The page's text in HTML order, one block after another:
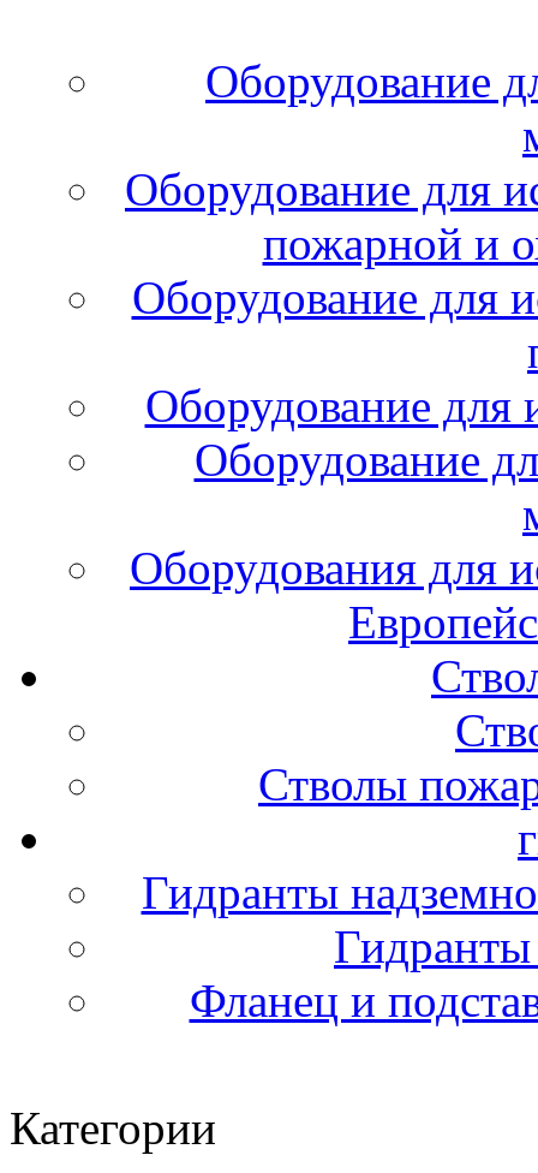
Оборудование
Оборудование для
пожарной и
Оборудование для
Оборудование для
Оборудование
Оборудования для
Стволы
Гидранты
Фланец и
Категории